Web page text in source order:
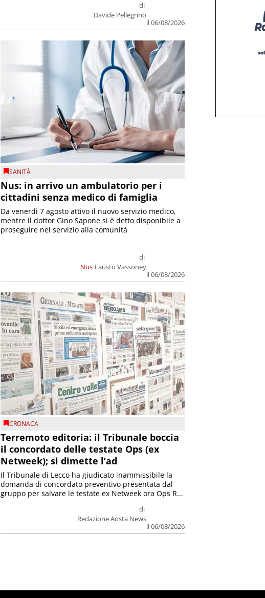
di
Davide Pellegrino
il 06/08/2026
SANITÀ
Nus: in arrivo un ambulatorio per i
cittadini senza medico di famiglia
Nus
di
Fausto Vassoney
il 06/08/2026
Da venerdì 7 agosto attivo il nuovo servizio medico,
mentre il dottor Gino Sapone si è detto disponibile a
proseguire nel servizio alla comunità
CRONACA
Terremoto editoria: il Tribunale boccia
il concordato delle testate Ops (ex
Netweek); si dimette l’ad
di
Redazione Aosta News
il 06/08/2026
Il Tribunale di Lecco ha giudicato inammissibile la
domanda di concordato preventivo presentata dal
gruppo per salvare le testate ex Netweek ora Ops R...